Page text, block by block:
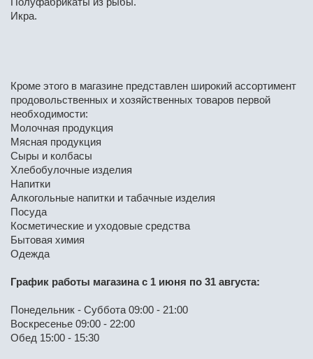
Икра.
Кроме этого в магазине представлен широкий ассортимент
продовольственных и хозяйственных товаров первой
необходимости:
Молочная продукция
Мясная продукция
Сыры и колбасы
Хлебобулочные изделия
Напитки
Алкогольные напитки и табачные изделия
Посуда
Косметические и уходовые средства
Бытовая химия
Одежда
График работы магазина с 1 июня по 31 августа:
Понедельник - Суббота 09:00 - 21:00
Воскресенье 09:00 - 22:00
Обед 15:00 - 15:30